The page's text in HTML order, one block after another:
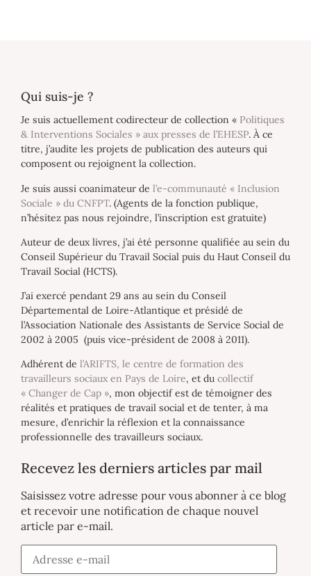
Qui suis-je ?
Je suis actuellement codirecteur de collection « Politiques
& Interventions Sociales » aux presses de l’EHESP. À ce
titre, j’audite les projets de publication des auteurs qui
composent ou rejoignent la collection.
Je suis aussi coanimateur de l’e-communauté « Inclusion
Sociale » du CNFPT. (Agents de la fonction publique,
n’hésitez pas nous rejoindre, l’inscription est gratuite)
Auteur de deux livres, j’ai été personne qualifiée au sein du
Conseil Supérieur du Travail Social puis du Haut Conseil du
Travail Social (HCTS).
J’ai exercé pendant 29 ans au sein du Conseil
Départemental de Loire-Atlantique et présidé de
l’Association Nationale des Assistants de Service Social de
2002 à 2005 (puis vice-président de 2008 à 2011).
Adhérent de l’ARIFTS, le centre de formation des
travailleurs sociaux en Pays de Loire, et du collectif
« Changer de Cap », mon objectif est de témoigner des
réalités et pratiques de travail social et de tenter, à ma
mesure, d’enrichir la réflexion et la connaissance
professionnelle des travailleurs sociaux.
Recevez les derniers articles par mail
Saisissez votre adresse pour vous abonner à ce blog
et recevoir une notification de chaque nouvel
article par e-mail.